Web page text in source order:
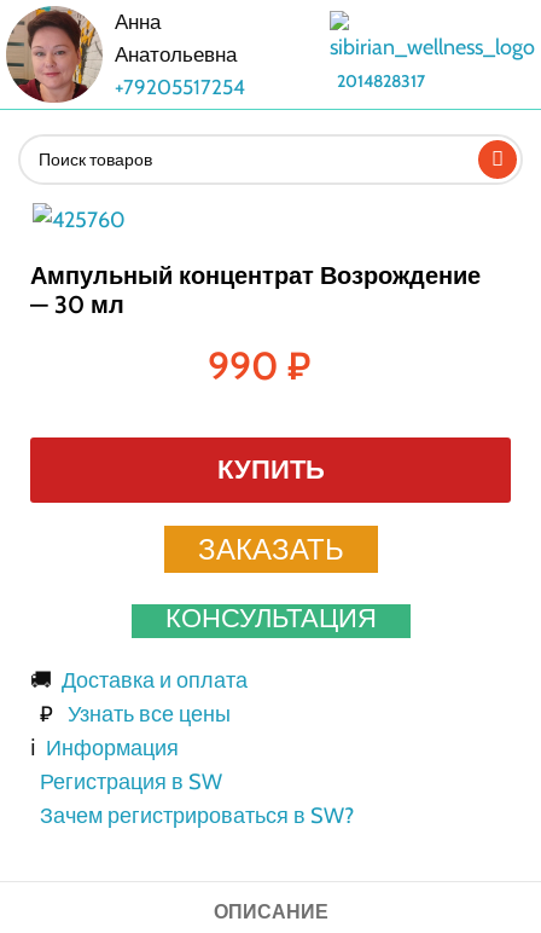
Анна
Анатольевна
+79205517254
2014828317
Ампульный концентрат Возрождение
— 30 мл
990 ₽
КУПИТЬ
ЗАКАЗАТЬ
КОНСУЛЬТАЦИЯ
🚚 Доставка и оплата
₽ Узнать все цены
ℹ️ Информация
Регистрация в SW
Зачем регистрироваться в SW?
ОПИСАНИЕ